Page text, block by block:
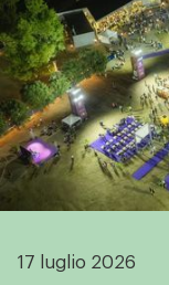
17 luglio 2026